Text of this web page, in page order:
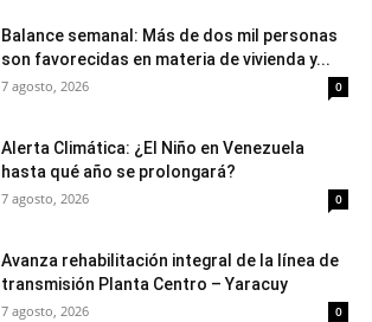
Balance semanal: Más de dos mil personas
son favorecidas en materia de vivienda y...
7 agosto, 2026 0
Alerta Climática: ¿El Niño en Venezuela
hasta qué año se prolongará?
7 agosto, 2026 0
Avanza rehabilitación integral de la línea de
transmisión Planta Centro – Yaracuy
7 agosto, 2026 0